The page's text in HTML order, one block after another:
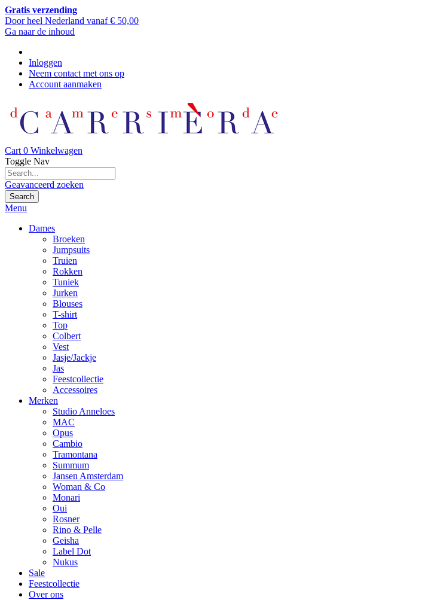
Gratis verzending
Door heel Nederland vanaf € 50,00
Ga naar de inhoud
Inloggen
Neem contact met ons op
Account aanmaken
Cart 0 Winkelwagen
Toggle Nav
Geavanceerd zoeken
Search
Menu
Dames
Broeken
Jumpsuits
Truien
Rokken
Tuniek
Jurken
Blouses
T-shirt
Top
Colbert
Vest
Jasje/Jackje
Jas
Feestcollectie
Accessoires
Merken
Studio Anneloes
MAC
Opus
Cambio
Tramontana
Summum
Jansen Amsterdam
Woman & Co
Monari
Oui
Rosner
Rino & Pelle
Geisha
Label Dot
Nukus
Sale
Feestcollectie
Over ons